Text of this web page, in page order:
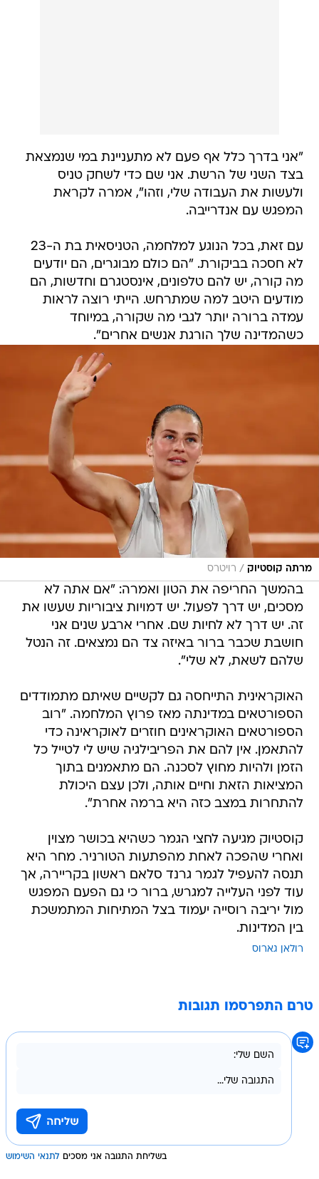
"אני בדרך כלל אף פעם לא מתעניינת במי שנמצאת
בצד השני של הרשת. אני שם כדי לשחק טניס
ולעשות את העבודה שלי, וזהו", אמרה לקראת
המפגש עם אנדרייבה.
עם זאת, בכל הנוגע למלחמה, הטניסאית בת ה-23
לא חסכה בביקורת. "הם כולם מבוגרים, הם יודעים
מה קורה, יש להם טלפונים, אינסטגרם וחדשות, הם
מודעים היטב למה שמתרחש. הייתי רוצה לראות
עמדה ברורה יותר לגבי מה שקורה, במיוחד
כשהמדינה שלך הורגת אנשים אחרים".
מרתה קוסטיוק / רויטרס
בהמשך החריפה את הטון ואמרה: "אם אתה לא
מסכים, יש דרך לפעול. יש דמויות ציבוריות שעשו את
זה. יש דרך לא לחיות שם. אחרי ארבע שנים אני
חושבת שכבר ברור באיזה צד הם נמצאים. זה הנטל
שלהם לשאת, לא שלי".
האוקראינית התייחסה גם לקשיים שאיתם מתמודדים
הספורטאים במדינתה מאז פרוץ המלחמה. "רוב
הספורטאים האוקראינים חוזרים לאוקראינה כדי
להתאמן. אין להם את הפריבילגיה שיש לי לטייל כל
הזמן ולהיות מחוץ לסכנה. הם מתאמנים בתוך
המציאות הזאת וחיים אותה, ולכן עצם היכולת
להתחרות במצב כזה היא ברמה אחרת".
קוסטיוק מגיעה לחצי הגמר כשהיא בכושר מצוין
ואחרי שהפכה לאחת מהפתעות הטורניר. מחר היא
תנסה להעפיל לגמר גרנד סלאם ראשון בקריירה, אך
עוד לפני העלייה למגרש, ברור כי גם הפעם המפגש
מול יריבה רוסייה יעמוד בצל המתיחות המתמשכת
בין המדינות.
רולאן גארוס
טרם התפרסמו תגובות
בשליחת התגובה אני מסכים לתנאי השימוש